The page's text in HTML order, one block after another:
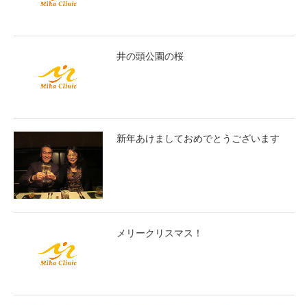
井の頭公園の桜
新年あけましておめでとうございます
メリークリスマス！